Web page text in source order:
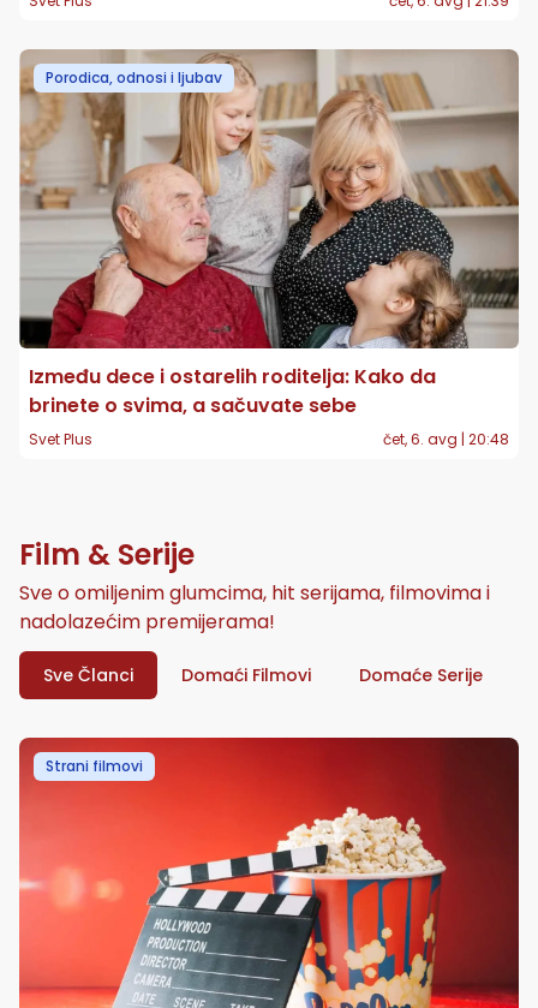
Porodica, odnosi i ljubav
Između dece i ostarelih roditelja: Kako da
brinete o svima, a sačuvate sebe
Svet Plus čet, 6. avg | 20:48
Film & Serije
Sve o omiljenim glumcima, hit serijama, filmovima i
nadolazećim premijerama!
Sve Članci Domaći Filmovi Domaće Serije
Strani filmovi